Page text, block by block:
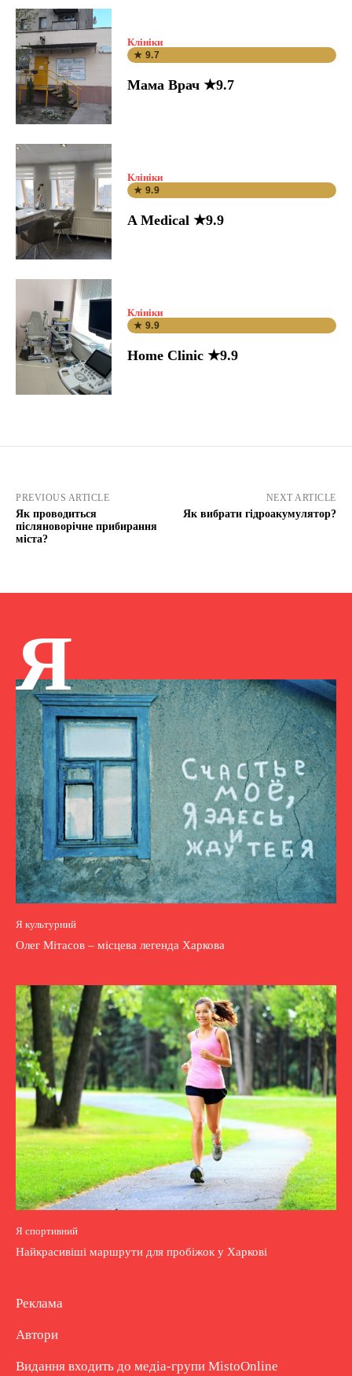
Клініки
★ 9.7
Мама Врач ★9.7
Клініки
★ 9.9
A Medical ★9.9
Клініки
★ 9.9
Home Clinic ★9.9
PREVIOUS ARTICLE
Як проводиться
післяноворічне прибирання
міста?
NEXT ARTICLE
Як вибрати гідроакумулятор?
Я
Я культурний
Олег Мітасов – місцева легенда Харкова
Я спортивний
Найкрасивіші маршрути для пробіжок у Харкові
Реклама
Автори
Видання входить до медіа-групи MistoOnline